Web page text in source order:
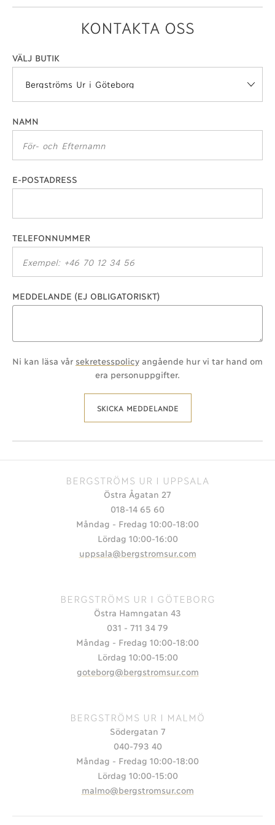
KONTAKTA OSS
VÄLJ BUTIK
NAMN
E-POSTADRESS
TELEFONNUMMER
MEDDELANDE (EJ OBLIGATORISKT)
Ni kan läsa vår sekretesspolicyangående hur vi tar hand om
era personuppgifter.
SKICKA MEDDELANDE
BERGSTRÖMS UR I UPPSALA
Östra Ågatan 27
018-14 65 60
Måndag - Fredag 10:00-18:00
Lördag 10:00-16:00
uppsala@bergstromsur.com
BERGSTRÖMS UR I GÖTEBORG
Östra Hamngatan 43
031 - 711 34 79
Måndag - Fredag 10:00-18:00
Lördag 10:00-15:00
goteborg@bergstromsur.com
BERGSTRÖMS UR I MALMÖ
Södergatan 7
040-793 40
Måndag - Fredag 10:00-18:00
Lördag 10:00-15:00
malmo@bergstromsur.com